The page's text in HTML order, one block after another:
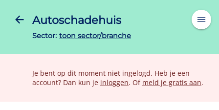
Autoschadehuis
Sector: toon sector/branche
Je bent op dit moment niet ingelogd. Heb je een
account? Dan kun je inloggen. Of meld je gratis aan.